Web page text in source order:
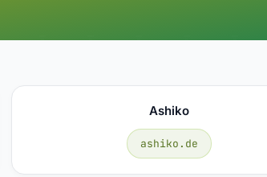
Ashiko
ashiko.de